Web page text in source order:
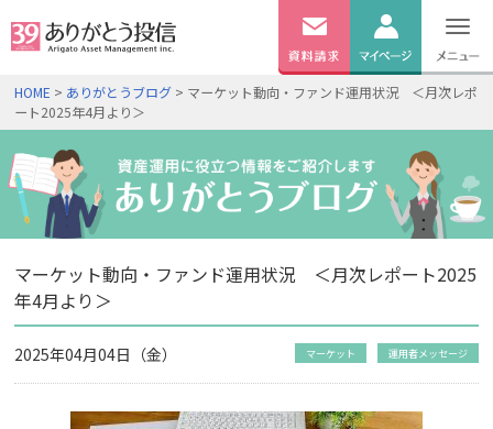
無料資料
口座開設
ログイン
HOME > ありがとうブログ > マーケット動向・ファンド運用状況 ＜月次レポ
ート2025年4月より＞
マーケット動向・ファンド運用状況 ＜月次レポート2025
年4月より＞
2025年04月04日（金） マーケット 運用者メッセージ